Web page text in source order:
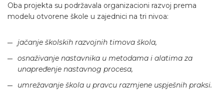
Oba projekta su podržavala organizacioni razvoj prema
modelu otvorene škole u zajednici na tri nivoa:
jačanje školskih razvojnih timova škola,
osnaživanje nastavnika u metodama i alatima za
unapređenje nastavnog procesa,
umrežavanje škola u pravcu razmjene uspješnih praksi.